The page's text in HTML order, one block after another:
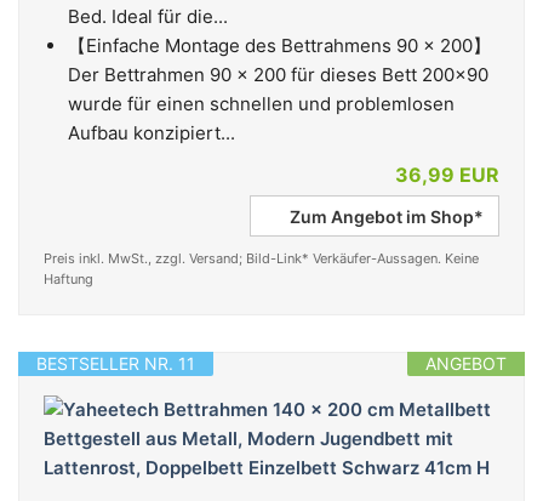
Bed. Ideal für die...
【Einfache Montage des Bettrahmens 90 x 200】
Der Bettrahmen 90 x 200 für dieses Bett 200x90
wurde für einen schnellen und problemlosen
Aufbau konzipiert...
36,99 EUR
Zum Angebot im Shop*
Preis inkl. MwSt., zzgl. Versand; Bild-Link* Verkäufer-Aussagen. Keine
Haftung
ANGEBOT
BESTSELLER NR. 11